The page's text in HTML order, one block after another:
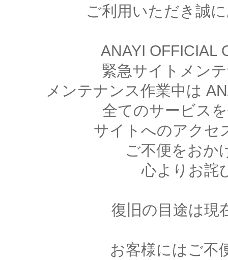
ご利用いただき誠
ANAYI OFFICIAL
緊急サイトメン
メンテナンス作業中は
全てのサービス
サイトへのアクセ
ご不便をおか
心よりお詫
復旧の目途は現
お客様にはご不